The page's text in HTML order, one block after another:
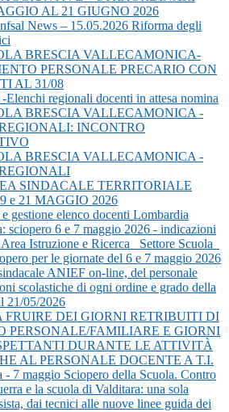
AL 21 GIUGNO 2026
News – 15.05.2026 Riforma degli
BRESCIA VALLECAMONICA-
PERSONALE PRECARIO CON
AL 31/08
regionali docenti in attesa nomina
BRESCIA VALLECAMONICA -
INCONTRO
BRESCIA VALLECAMONICA -
SINDACALE TERRITORIALE
e 21 MAGGIO 2026
gestione elenco docenti Lombardia
sciopero 6 e 7 maggio 2026 - indicazioni
Istruzione e Ricerca_ Settore Scuola_
per le giornate del 6 e 7 maggio 2026
ANIEF on-line, del personale
scolastiche di ogni ordine e grado della
21/05/2026
FRUIRE DEI GIORNI RETRIBUITI DI
PERSONALE/FAMILIARE E GIORNI
DURANTE LE ATTIVITÀ
AL PERSONALE DOCENTE A T.I.
- 7 maggio Sciopero della Scuola. Contro
e la scuola di Valditara: una sola
dai tecnici alle nuove linee guida dei